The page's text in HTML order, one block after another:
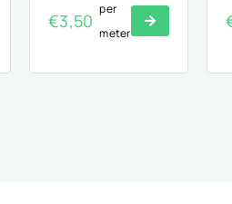
€3,50
per
meter